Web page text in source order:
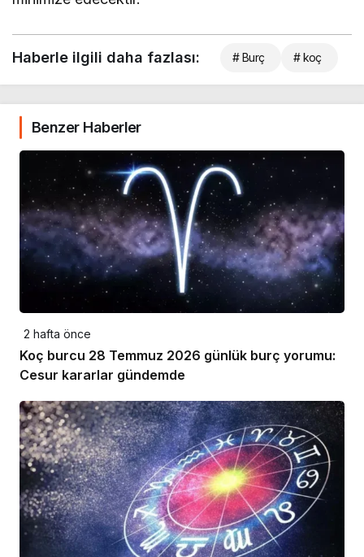
Haberle ilgili daha fazlası: # Burç # koç
Benzer Haberler
2 hafta önce
Koç burcu 28 Temmuz 2026 günlük burç yorumu:
Cesur kararlar gündemde